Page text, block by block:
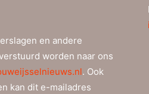
en andere
worden naar ons
. Ook
kan dit e-mailadres